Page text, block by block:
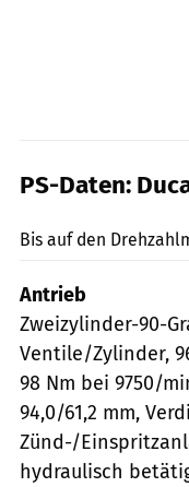
PS-Daten:
Bis auf den
Antrieb
Zweizylinder-90-
Ventile/Zylinder,
98 Nm bei 9750/
94,0/61,2 mm,
Zünd-/
hydraulisch